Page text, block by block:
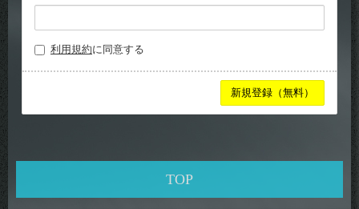
利用規約に同意する
TOP